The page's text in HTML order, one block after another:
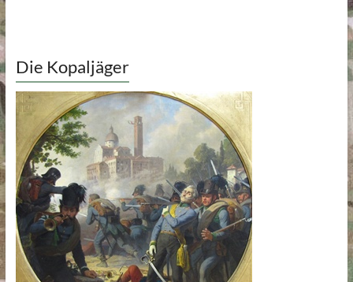
Die Kopaljäger